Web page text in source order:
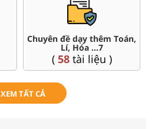
Trắc nghiệm đúng sai 7
(57tài liệu )
XEM TẤT CẢ